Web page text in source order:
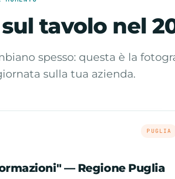
tavolo nel
spesso: questa è la
sulla tua azienda.
PUGLIA
— Regione Puglia